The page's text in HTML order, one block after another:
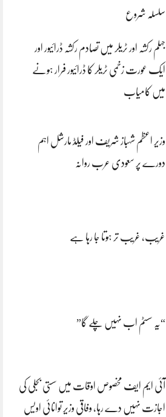
سلسلہ شروع
جہلم رکشہ اور ٹریلر میں تصادم رکشہ ڈرائیور اور
ایک عورت زخمی ٹریلر کا ڈرائیور فرار ہونے
میں کامیاب
وزیر اعظم شہباز شریف اور فیلڈ مارشل اہم
دورے پر سعودی عرب روانہ
غریب، غریب تر ہوتا جا رہا ہے
“یہ سسٹم اب نہیں چلے گا”
آئی ایم ایف مخصوص اوقات میں سستی بجلی کی
اجازت نہیں دے رہا، وفاقی وزیر توانائی اویس